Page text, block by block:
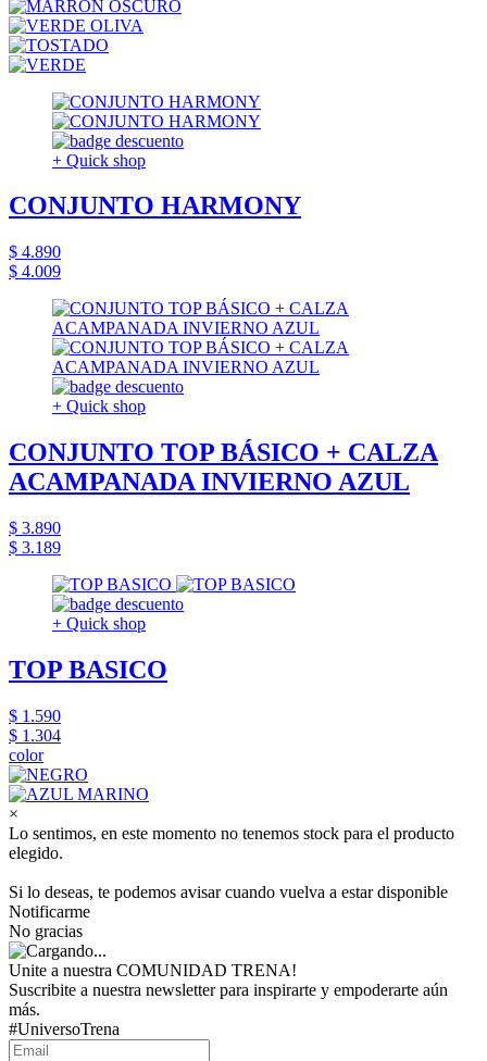
+ Quick shop
CONJUNTO HARMONY
$ 4.890
$ 4.009
+ Quick shop
CONJUNTO TOP BÁSICO + CALZA
ACAMPANADA INVIERNO AZUL
$ 3.890
$ 3.189
+ Quick shop
TOP BASICO
$ 1.590
$ 1.304
color
×
Lo sentimos, en este momento no tenemos stock para el producto
elegido.
Si lo deseas, te podemos avisar cuando vuelva a estar disponible
Notificarme
No gracias
Unite a nuestra COMUNIDAD TRENA!
Suscribite a nuestra newsletter para inspirarte y empoderarte aún
más.
#UniversoTrena